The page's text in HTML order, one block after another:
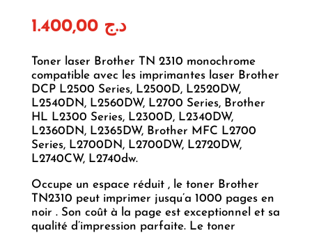
د.ج 1.400,00
Toner laser Brother TN 2310 monochrome
compatible avec les imprimantes laser Brother
DCP L2500 Series, L2500D, L2520DW,
L2540DN, L2560DW, L2700 Series, Brother
HL L2300 Series, L2300D, L2340DW,
L2360DN, L2365DW, Brother MFC L2700
Series, L2700DN, L2700DW, L2720DW,
L2740CW, L2740dw.
Occupe un espace réduit , le toner Brother
TN2310 peut imprimer jusqu’a 1000 pages en
noir . Son coût à la page est exceptionnel et sa
qualité d’impression parfaite. Le toner